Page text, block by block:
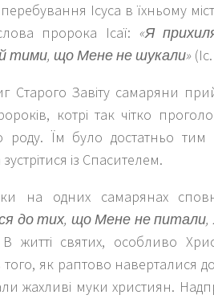
Ісуса в їхньому
пророка Ісаї: «Я
тими, що Мене не шукали»
Старого Завіту самаряни
котрі так чітко
роду. Їм було достатньо тим
із Спасителем.
на одних самарянах
до тих, що Мене не
В житті святих, особливо
того, як раптово наверталися
жахливі муки християн.